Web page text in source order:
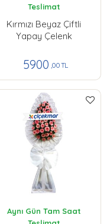
Teslimat
Kırmızı Beyaz Çiftli
Yapay Çelenk
5900 ,00 TL
Aynı Gün Tam Saat